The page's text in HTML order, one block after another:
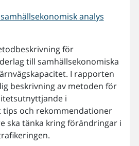
analys
för
till samhällsekonomiska
I rapporten
beskrivning av metoden för
i
tips och rekommendationer
ska tänka kring förändringar i